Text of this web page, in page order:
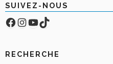
SUIVEZ-NOUS
Facebook
Compte Instagram
YouTube
TikTok
RECHERCHE